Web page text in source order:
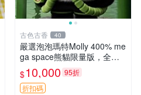
古色古香 40
嚴選泡泡瑪特Molly 400% me
ga space熊貓限量版，全新
附原Packaging。拍下即視頻
確認。 泡泡瑪特 Molly 400%
熊貓 新
$10,000 95折
折扣碼